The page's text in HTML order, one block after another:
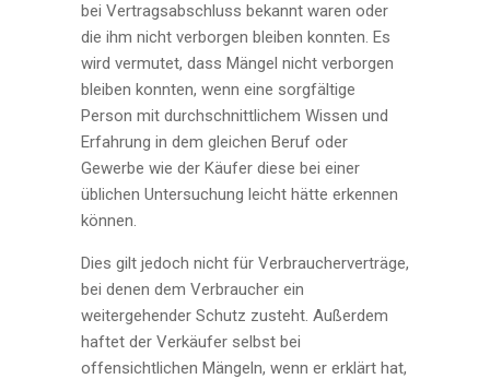
bei Vertragsabschluss bekannt waren oder
die ihm nicht verborgen bleiben konnten. Es
wird vermutet, dass Mängel nicht verborgen
bleiben konnten, wenn eine sorgfältige
Person mit durchschnittlichem Wissen und
Erfahrung in dem gleichen Beruf oder
Gewerbe wie der Käufer diese bei einer
üblichen Untersuchung leicht hätte erkennen
können.
Dies gilt jedoch nicht für Verbraucherverträge,
bei denen dem Verbraucher ein
weitergehender Schutz zusteht. Außerdem
haftet der Verkäufer selbst bei
offensichtlichen Mängeln, wenn er erklärt hat,